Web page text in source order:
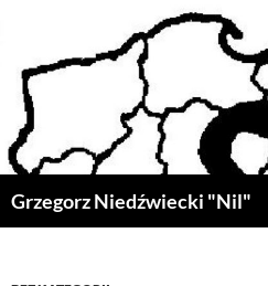
treści
Grzegorz Niedźwiecki "Nil"